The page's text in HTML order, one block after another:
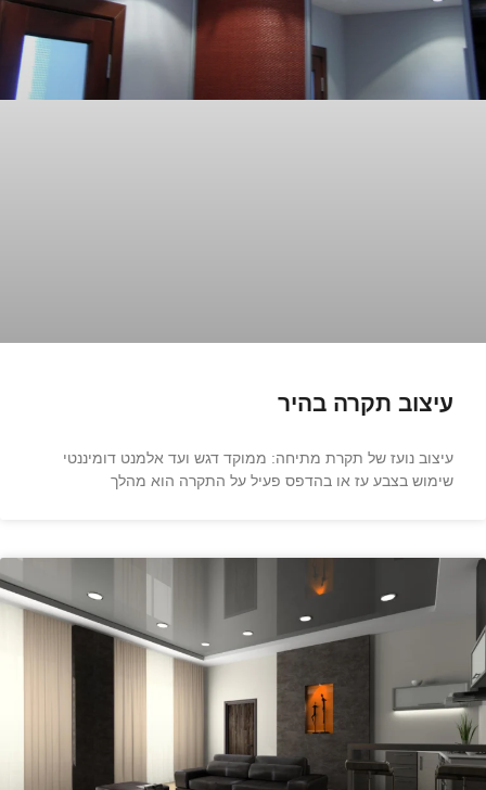
עיצוב תקרה בהיר
עיצוב נועז של תקרת מתיחה: ממוקד דגש ועד אלמנט דומיננטי
שימוש בצבע עז או בהדפס פעיל על התקרה הוא מהלך